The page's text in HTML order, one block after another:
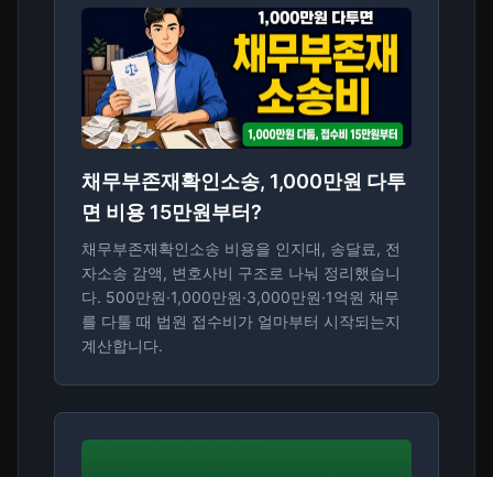
채무부존재확인소송, 1,000만원 다투
면 비용 15만원부터?
채무부존재확인소송 비용을 인지대, 송달료, 전
자소송 감액, 변호사비 구조로 나눠 정리했습니
다. 500만원·1,000만원·3,000만원·1억원 채무
를 다툴 때 법원 접수비가 얼마부터 시작되는지
계산합니다.